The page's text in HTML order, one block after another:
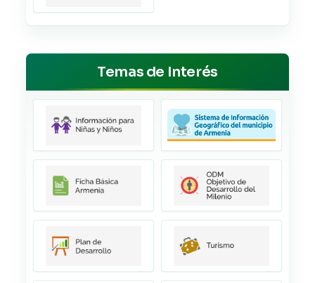
Temas de Interés